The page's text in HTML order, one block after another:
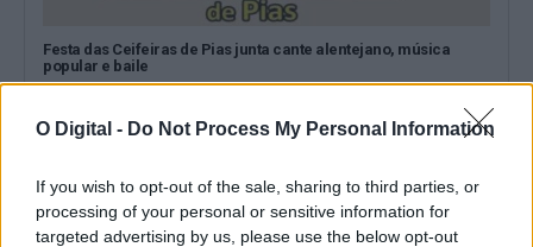
O Digital - Do Not Process My Personal Information
If you wish to opt-out of the sale, sharing to third parties, or
processing of your personal or sensitive information for
targeted advertising by us, please use the below opt-out
Festa das Ceifeiras de Pias junta cante alentejano, música
popular e baile
O Grupo Coral Feminino As Ceifeiras de Pias celebra o 17.º
7 Agosto, 2026 - 11:00